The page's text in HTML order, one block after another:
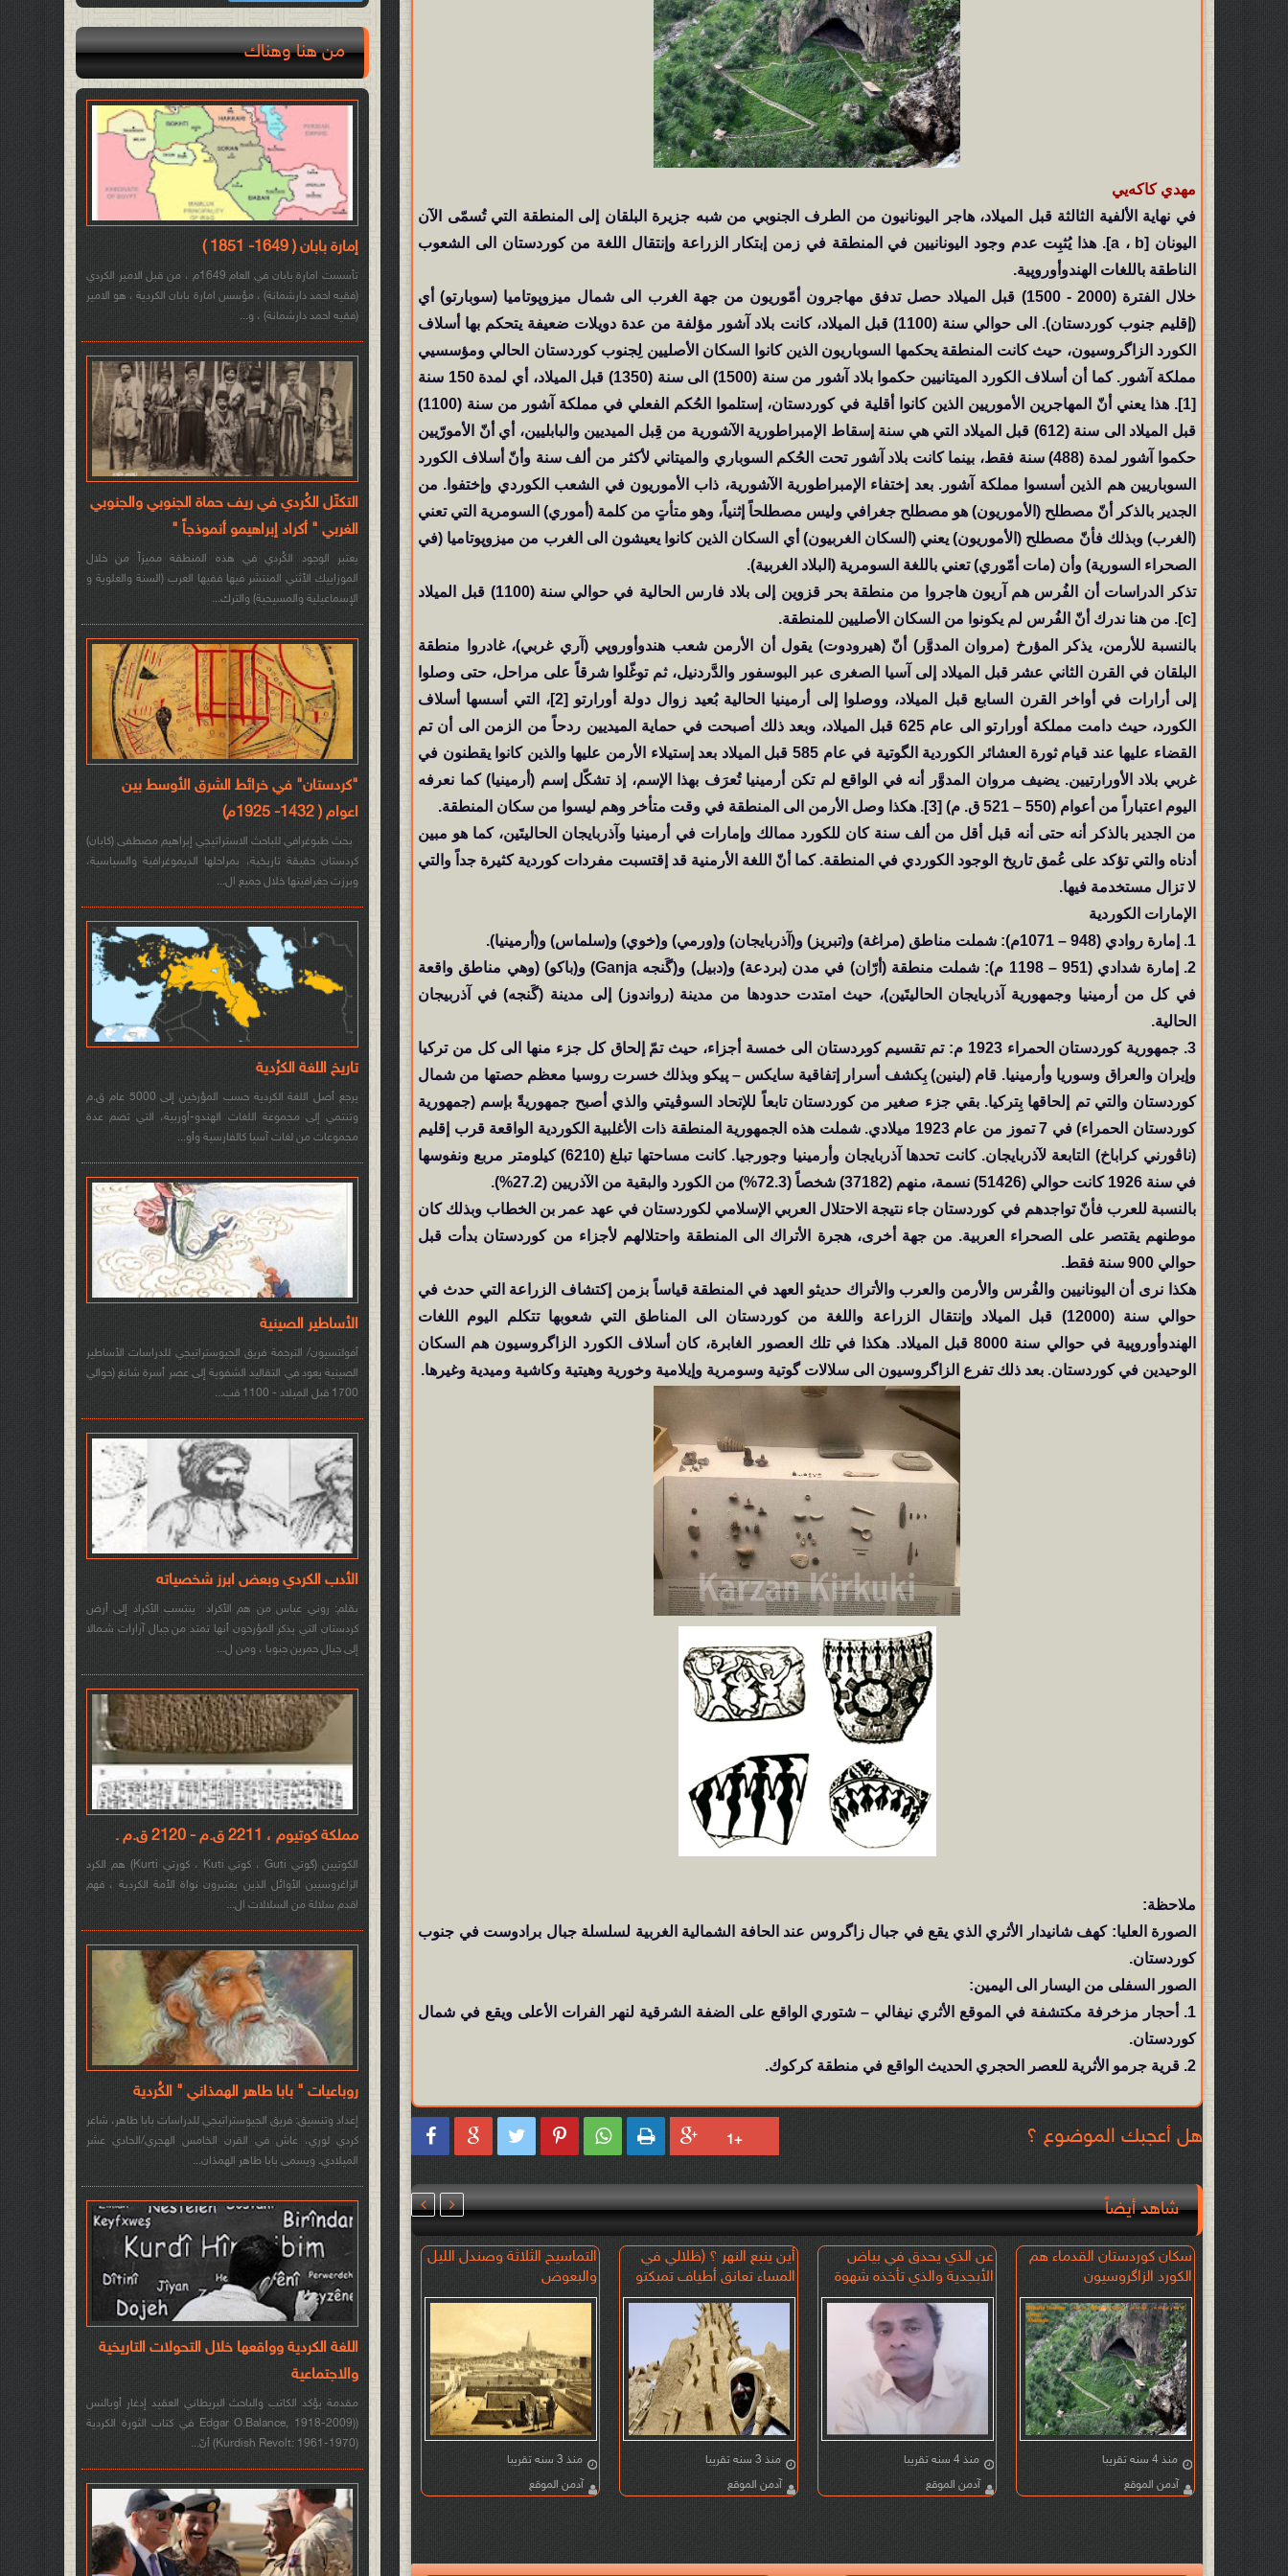
مهدي كاكەيي
في نهاية الألفية الثالثة قبل الميلاد، هاجر اليونانيون من الطرف الجنوبي من شبه جزيرة البلقان إلى المنطقة التي تُسمّى الآن
اليونان [a ، b]. هذا يُثبِت عدم وجود اليونانيين في المنطقة في زمن إبتكار الزراعة وإنتقال اللغة من كوردستان الى الشعوب
الناطقة باللغات الهندوأوروپية.
خلال الفترة (2000 - 1500) قبل الميلاد حصل تدفق مهاجرون أمّوريون من جهة الغرب الى شمال ميزوپوتاميا (سوبارتو) أي
(إقليم جنوب كوردستان). الى حوالي سنة (1100) قبل الميلاد، كانت بلاد آشور مؤلفة من عدة دويلات ضعيفة يتحكم بها أسلاف
الكورد الزاگروسيون، حيث كانت المنطقة يحكمها السوباريون الذين كانوا السكان الأصليين لِجنوب كوردستان الحالي ومؤسسيي
مملكة آشور. كما أن أسلاف الكورد الميتانيين حكموا بلاد آشور من سنة (1500) الى سنة (1350) قبل الميلاد، أي لمدة 150 سنة
[1]. هذا يعني أنّ المهاجرين الأموريين الذين كانوا أقلية في كوردستان، إستلموا الحُكم الفعلي في مملكة آشور من سنة (1100)
قبل الميلاد الى سنة (612) قبل الميلاد التي هي سنة إسقاط الإمبراطورية الآشورية من قِبل الميديين والبابليين، أي أنّ الأمورّيين
حكموا آشور لمدة (488) سنة فقط، بينما كانت بلاد آشور تحت الحُكم السوباري والميتاني لأكثر من ألف سنة وأنّ أسلاف الكورد
السوباريين هم الذين أسسوا مملكة آشور. بعد إختفاء الإمبراطورية الآشورية، ذاب الأموريون في الشعب الكوردي وإختفوا. من
الجدير بالذكر أنّ مصطلح (الأموريون) هو مصطلح جغرافي وليس مصطلحاً إثنياً، وهو متأتٍ من كلمة (أموري) السومرية التي تعني
(الغرب) وبذلك فأنّ مصطلح (الأموريون) يعني (السكان الغربيون) أي السكان الذين كانوا يعيشون الى الغرب من ميزوپوتاميا (في
الصحراء السورية) وأن (مات أمّوري) تعني باللغة السومرية (البلاد الغربية).
تذكر الدراسات أن الفُرس هم آريون هاجروا من منطقة بحر قزوين إلى بلاد فارس الحالية في حوالي سنة (1100) قبل الميلاد
[c]. من هنا ندرك أنّ الفُرس لم يكونوا من السكان الأصليين للمنطقة.
بالنسبة للأرمن، يذكر المؤرخ (مروان المدوَّر) أنّ (هيرودوت) يقول أن الأرمن شعب هندوأوروپي (آري غربي)، غادروا منطقة
البلقان في القرن الثاني عشر قبل الميلاد إلى آسيا الصغرى عبر البوسفور والدَّردنيل، ثم توغّلوا شرقاً على مراحل، حتى وصلوا
إلى أرارات في أواخر القرن السابع قبل الميلاد، ووصلوا إلى أرمينيا الحالية بُعيد زوال دولة أورارتو [2]، التي أسسها أسلاف
الكورد، حيث دامت مملكة أورارتو الى عام 625 قبل الميلاد، وبعد ذلك أصبحت في حماية الميديين ردحاً من الزمن الى أن تم
القضاء عليها عند قيام ثورة العشائر الكوردية الگوتية في عام 585 قبل الميلاد بعد إستيلاء الأرمن عليها والذين كانوا يقطنون في
غربي بلاد الأورارتيين. يضيف مروان المدوَّر أنه في الواقع لم تكن أرمينيا تُعرَف بهذا الإسم، إذ تشكّل إسم (أرمينيا) كما نعرفه
اليوم اعتباراً من أعوام (550 – 521 ق. م) [3]. هكذا وصل الأرمن الى المنطقة في وقت متأخر وهم ليسوا من سكان المنطقة.
من الجدير بالذكر أنه حتى أنه قبل أقل من ألف سنة كان للكورد ممالك وإمارات في أرمينيا وآذربايجان الحاليتَين، كما هو مبين
أدناه والتي تؤكد على عُمق تاريخ الوجود الكوردي في المنطقة. كما أنّ اللغة الأرمنية قد إقتسبت مفردات كوردية كثيرة جداً والتي
لا تزال مستخدمة فيها.
الإمارات الكوردية
1. إمارة روادي (948 – 1071م): شملت مناطق (مراغة) و(تبريز) و(آذربايجان) و(ورمي) و(خوي) و(سلماس) و(أرمينيا).
2. إمارة شدادي (951 – 1198 م): شملت منطقة (أرّان) في مدن (بردعة) و(دبيل) و(گَنجه Ganja) و(باكو) (وهي مناطق واقعة
في كل من أرمينيا وجمهورية آذربايجان الحاليتَين)، حيث امتدت حدودها من مدينة (رواندوز) إلى مدينة (گَنجه) في آذربيجان
الحالية.
3. جمهورية كوردستان الحمراء 1923 م: تم تقسيم ﻛوﺮﺩﺳﺘﺎﻥ الى خمسة أجزاء، حيث تمّ إلحاق كل جزء منها الى كل من تركيا
وإيران والعراق وسوريا وأرمينيا. قام (لينين) بِكشف أسرار إتفاقية سايكس – پيكو وبذلك خسرت روسيا معظم حصتها من شمال
كوردستان والتي تم إلحاقها بِتركيا. بقي جزء صغير من كوردستان تابعاً للإتحاد السوڤيتي والذي أصبح جمهوريةً بإسم (جمهورية
كوردستان الحمراء) في 7 تموز من عام 1923 ميلادي. شملت هذه الجمهورية المنطقة ذات الأغلبية الكوردية الواقعة قرب إقليم
(ناڤورني كراباخ) التابعة لآذربايجان. كانت تحدها آذربايجان وأرمينيا وجورجيا. كانت مساحتها تبلغ (6210) كيلومتر مربع ونفوسها
في سنة 1926 كانت حوالي (51426) نسمة، منهم (37182) شخصاً (72.3%) من الكورد والبقية من الآذريين (27.2%).
بالنسبة للعرب فأنّ تواجدهم في كوردستان جاء نتيجة الاحتلال العربي الإسلامي لكوردستان في عهد عمر بن الخطاب وبذلك كان
موطنهم يقتصر على الصحراء العربية. من جهة أخرى، هجرة الأتراك الى المنطقة واحتلالهم لأجزاء من كوردستان بدأت قبل
حوالي 900 سنة فقط.
هكذا نرى أن اليونانيين والفُرس والأرمن والعرب والأتراك حديثو العهد في المنطقة قياساً بزمن إكتشاف الزراعة التي حدث في
حوالي سنة (12000) قبل الميلاد وإنتقال الزراعة واللغة من كوردستان الى المناطق التي شعوبها تتكلم اليوم اللغات
الهندوأوروپية في حوالي سنة 8000 قبل الميلاد. هكذا في تلك العصور الغابرة، كان أسلاف الكورد الزاگروسيون هم السكان
الوحيدين في كوردستان. بعد ذلك تفرع الزاگروسيون الى سلالات گوتية وسومرية وإيلامية وخورية وهيتية وكاشية وميدية وغيرها.
ملاحظة:
الصورة العليا: كهف شانيدار الأثري الذي يقع في جبال زاگروس عند الحافة الشمالية الغربية لسلسلة جبال برادوست في جنوب
كوردستان.
الصور السفلى من اليسار الى اليمين:
1. أحجار مزخرفة مكتشفة في الموقع الأثري نيفالي – شتوري الواقع على الضفة الشرقية لنهر الفرات الأعلى ويقع في شمال
كوردستان.
2. قرية جرمو الأثرية للعصر الحجري الحديث الواقع في منطقة كركوك.
هل أعجبك الموضوع ؟      
شاهد أيضاً
التماسيح الثلاثة وصندل الليل
والبعوض
منذ 3 سنه تقريبا
آدمن الموقع
أين ينبع النهر ؟ (ظلالي في
المساء تعانق أطياف تمبكتو
وللقلب وجيب )
منذ 3 سنه تقريبا
آدمن الموقع
عن الذي يحدق في بياض
الأبجدية والذي تأخذه شهوة
الحبر وفتنة الورق الروائي
الجزائري واسيني الأعرج
منذ 4 سنه تقريبا
آدمن الموقع
سكان كوردستان القدماء هم
الكورد الزاگروسيون
منذ 4 سنه تقريبا
آدمن الموقع
 
من هنا وهناك
إمارة بابان ( 1649- 1851 )
تأسست امارة بابان في العام 1649م ، من قبل الامير الكردي
(فقيه احمد دارشمانة) ، مؤسس امارة بابان الكردية ، هو الامير
(فقيه احمد دارشمانة) ، و...
التكتّل الكُردي في ريف حماة الجنوبي والجنوبي
الغربي " أكراد إبراهيمو أنموذجاً "
يعتبر الوجود الكُردي في هذه المنطقة مميزاً من خلال
الموزاييك الأثني المنتشر فيها ففيها العرب (السنة والعلوية و
الإسماعيلية والمسيحية) والترك...
"كردستان" في خرائط الشرق الأوسط بين
اعوام ( 1432- 1925م)
بحث طبوغرافي للباحث الاستراتيجي إبراهيم مصطفى (كابان)
كردستان حقيقة تاريخية، بمراحلها الديموغرافية والسياسية،
وبرزت جغرافيتها خلال جميع ال...
تاريخ اللغة الكرُدية
يرجع أصل اللغة الكردية حسب المؤرخين إلى 5000 عام ق.م
وتنتمي إلى مجموعة اللغات الهندو-أوربية، التي تضم عدة
مجموعات من لغات آسيا كالفارسية وأو...
الأساطير الصينية
أفولتسيون/ الترجمة فريق الجيوستراتيجي للدراسات الأساطير
الصينية يعود في التقاليد الشفوية إلى عصر أسرة شانغ (حوالي
1700 قبل الميلاد - 1100 قب...
الأدب الكردي وبعض ابرز شخصياته
بقلم: روني عباس من هم الأكراد ينتسب الأكراد إلى أرض
كردستان التي يذكر المؤرخون أنها تمتد من جبال آرارات شـمالا
إلى جبال حمرين جنوبا ، ومن ل...
مملكة كوتيوم ، 2211 ق.م - 2120 ق.م .
الكوتيين (گوتي Guti ، كوتي Kuti ، كورتي Kurti) هم الكرد
الزاغروسيين الأوائل الذين يعتبرون نواة الأمة الكردية ، فهم
اقدم سلالة من السلالات ال...
روباعيات " بابا طاهر الهمذاني " الكُردية
إعداد وتنسيق: فريق الجيوستراتيجي للدراسات بابا طاهر، شاعر
كردي لوري، عاش في القرن الخامس الهجري/الحادي عشر
الميلادي. ويسمى بابا طاهر الهمذان...
اللغة الكردية وواقعها خلال التحولات التاريخية
والاجتماعية
مقدمة يؤكد الكاتب والباحث البريطاني العقيد إدغار أوبالنس
((Edgar O.Balance, 1918-2009 في كتاب الثورة الكردية
(Kurdish Revolt: 1961-1970) أنّ...